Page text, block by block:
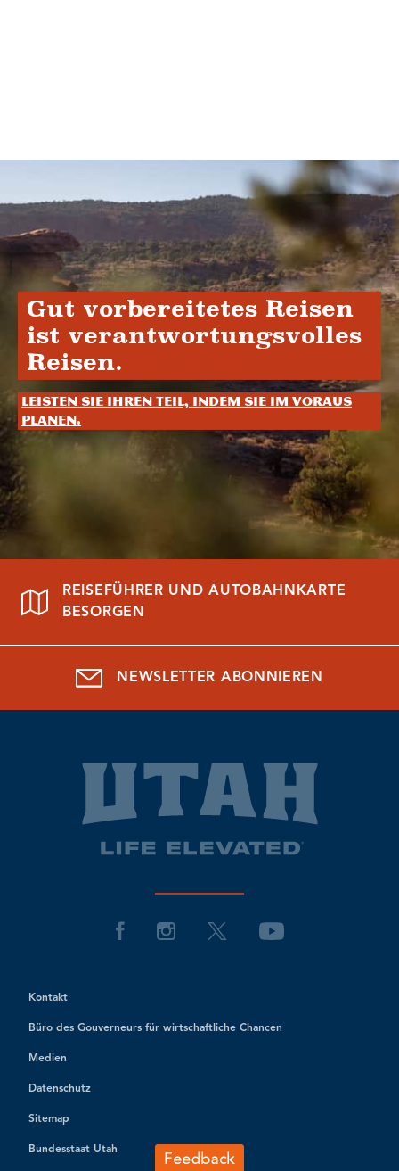
Gut vorbereitetes Reisen
ist verantwortungsvolles
Reisen.
Leisten Sie Ihren Teil, indem Sie im Voraus
planen.
REISEFÜHRER UND AUTOBAHNKARTE
BESORGEN
NEWSLETTER ABONNIEREN
Kontakt
Büro des Gouverneurs für wirtschaftliche Chancen
Medien
Datenschutz
Sitemap
Bundesstaat Utah